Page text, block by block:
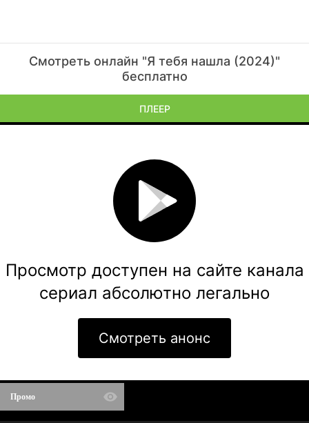
Смотреть онлайн "Я тебя нашла (2024)"
бесплатно
ПЛЕЕР
Просмотр доступен на сайте канала
сериал абсолютно легально
Смотреть анонс
Промо